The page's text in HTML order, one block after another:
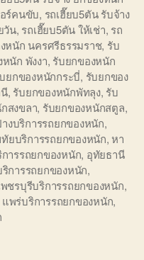
ร์คนขับ, รถเฮี๊ยบ5ตัน รับจ้าง
วัน, รถเฮี๊ยบ5ตัน ให้เช่า, รถ
หนัก นครศรีธรรมราช, รับ
นัก พังงา, รับยกของหนัก
ยกของหนักกระบี่, รับยกของ
, รับยกของหนักพัทลุง, รับ
สงขลา, รับยกของหนักสตูล,
งบริการรถยกของหนัก,
ยบริการรถยกของหนัก,หา
ารรถยกของหนัก, อุทัยธานี
ริการรถยกของหนัก,
พชรบุรีบริการรถยกของหนัก,
แพร่บริการรถยกของหนัก,